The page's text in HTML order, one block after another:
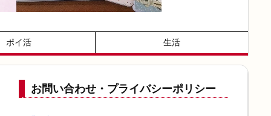
ポイ活 生活
お問い合わせ・プライバシーポリシー